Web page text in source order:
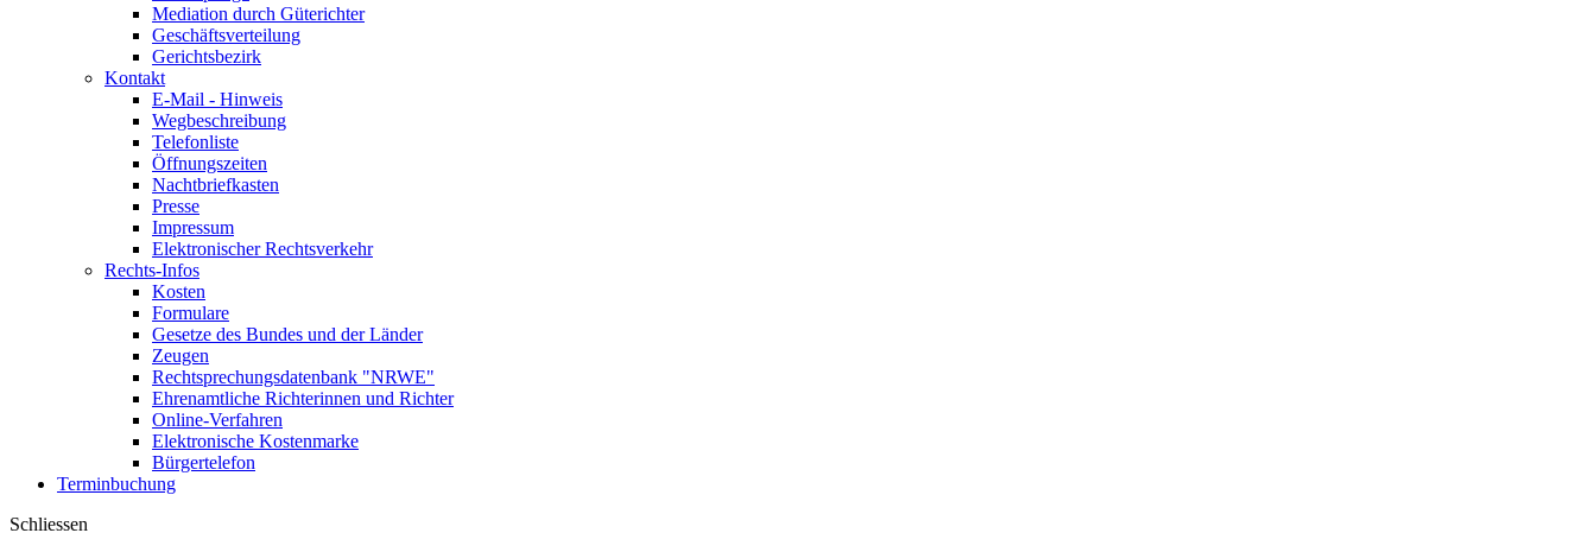
Mediation durch Güterichter
Geschäftsverteilung
Gerichtsbezirk
Kontakt
E-Mail - Hinweis
Wegbeschreibung
Telefonliste
Öffnungszeiten
Nachtbriefkasten
Presse
Impressum
Elektronischer Rechtsverkehr
Rechts-Infos
Kosten
Formulare
Gesetze des Bundes und der Länder
Zeugen
Rechtsprechungsdatenbank "NRWE"
Ehrenamtliche Richterinnen und Richter
Online-Verfahren
Elektronische Kostenmarke
Bürgertelefon
Terminbuchung
Schliessen